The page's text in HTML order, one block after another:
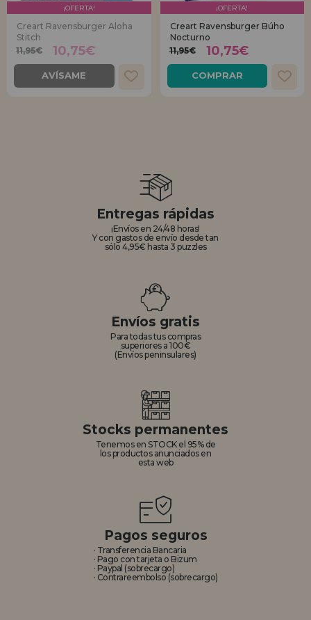
¡OFERTA!
Creart Ravensburger Aloha
Stitch
11,95€
10,75€
AVÍSAME
¡OFERTA!
Creart Ravensburger Búho
Nocturno
11,95€
10,75€
COMPRAR
Entregas rápidas
¡Envíos en 24/48 horas!
Y con gastos de envío desde tan
sólo 4,95€ hasta 3 puzzles
Envíos gratis
Para todas tus compras
superiores a 100€
(Envíos peninsulares)
Stocks permanentes
Tenemos en STOCK el 95% de
los productos anunciados en
esta web
Pagos seguros
· Transferencia Bancaria
· Pago con tarjeta o Bizum
· Paypal (sobrecargo)
· Contrareembolso (sobrecargo)